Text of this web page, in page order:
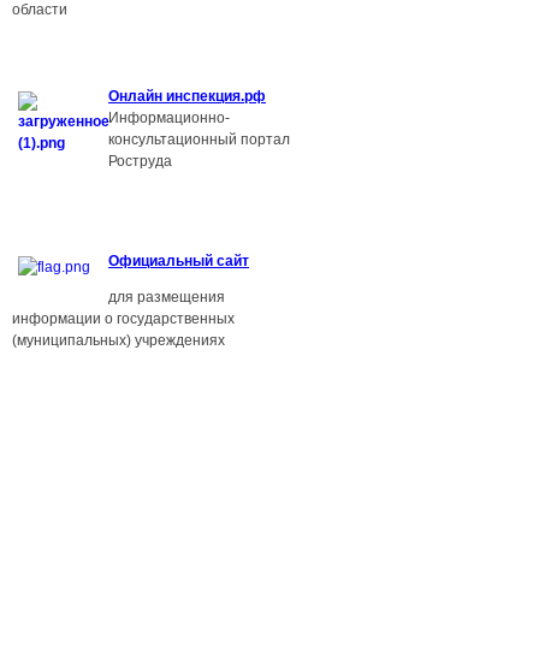
области
Онлайн инспекция.рф
Информационно-
консультационный портал
Роструда
Официальный сайт
для размещения
информации о государственных
(муниципальных) учреждениях